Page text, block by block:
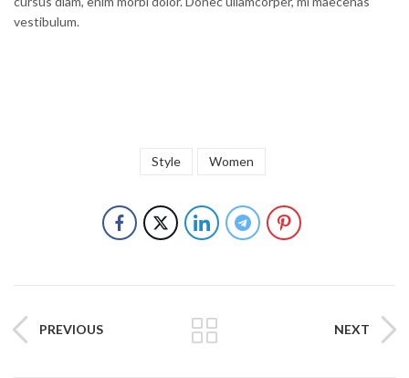
vestibulum.
Style Women
PREVIOUS NEXT